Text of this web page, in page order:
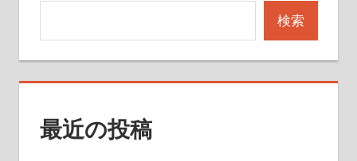
ー
ジ
り
検索
最近の投稿